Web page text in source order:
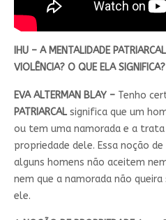
IHU – A MENTALIDADE
VIOLÊNCIA? O QUE ELA SIGNIFICA?
EVA ALTERMAN BLAY – Tenho
PATRIARCAL significa que um
ou tem uma namorada e a
propriedade dele. Essa noção
alguns homens não aceitem
nem que a namorada não
ele.